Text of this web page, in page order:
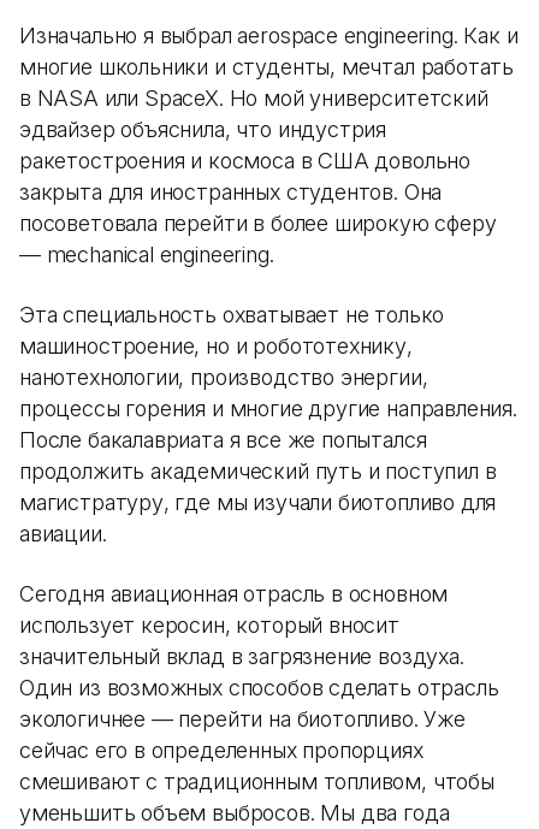
Изначально я выбрал aerospace engineering. Как и
многие школьники и студенты, мечтал работать
в NASA или SpaceX. Но мой университетский
эдвайзер объяснила, что индустрия
ракетостроения и космоса в США довольно
закрыта для иностранных студентов. Она
посоветовала перейти в более широкую сферу
— mechanical engineering.
Эта специальность охватывает не только
машиностроение, но и робототехнику,
нанотехнологии, производство энергии,
процессы горения и многие другие направления.
После бакалавриата я все же попытался
продолжить академический путь и поступил в
магистратуру, где мы изучали биотопливо для
авиации.
Сегодня авиационная отрасль в основном
использует керосин, который вносит
значительный вклад в загрязнение воздуха.
Один из возможных способов сделать отрасль
экологичнее — перейти на биотопливо. Уже
сейчас его в определенных пропорциях
смешивают с традиционным топливом, чтобы
уменьшить объем выбросов. Мы два года